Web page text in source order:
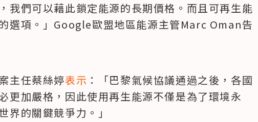
我們可以藉此鎖定能源的長期價格。而且可再生能
選項。」Google歐盟地區能源主管Marc Oman告
主任蔡絲婷表示 ：「巴黎氣候協議通過之後，各國
更加嚴格，因此使用再生能源不僅是為了環境永
界的關鍵競爭力。」